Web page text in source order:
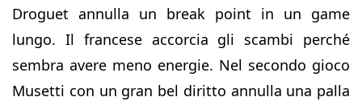
Droguet annulla un break point in un game
lungo. Il francese accorcia gli scambi perché
sembra avere meno energie. Nel secondo gioco
Musetti con un gran bel diritto annulla una palla